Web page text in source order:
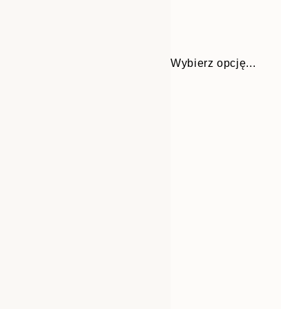
Wybierz opcję...